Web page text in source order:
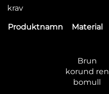
krav
Produktnamn Material
Brun
korund ren
bomull